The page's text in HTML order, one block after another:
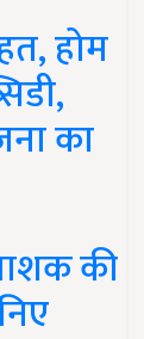
होम
का
की